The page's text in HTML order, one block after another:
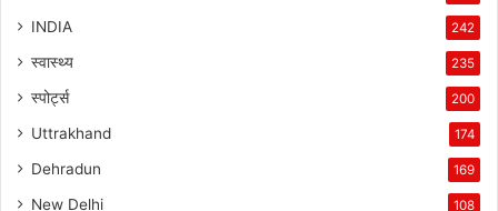
INDIA 242
स्वास्थ्य 235
स्पोर्ट्स 200
Uttrakhand 174
Dehradun 169
New Delhi 108